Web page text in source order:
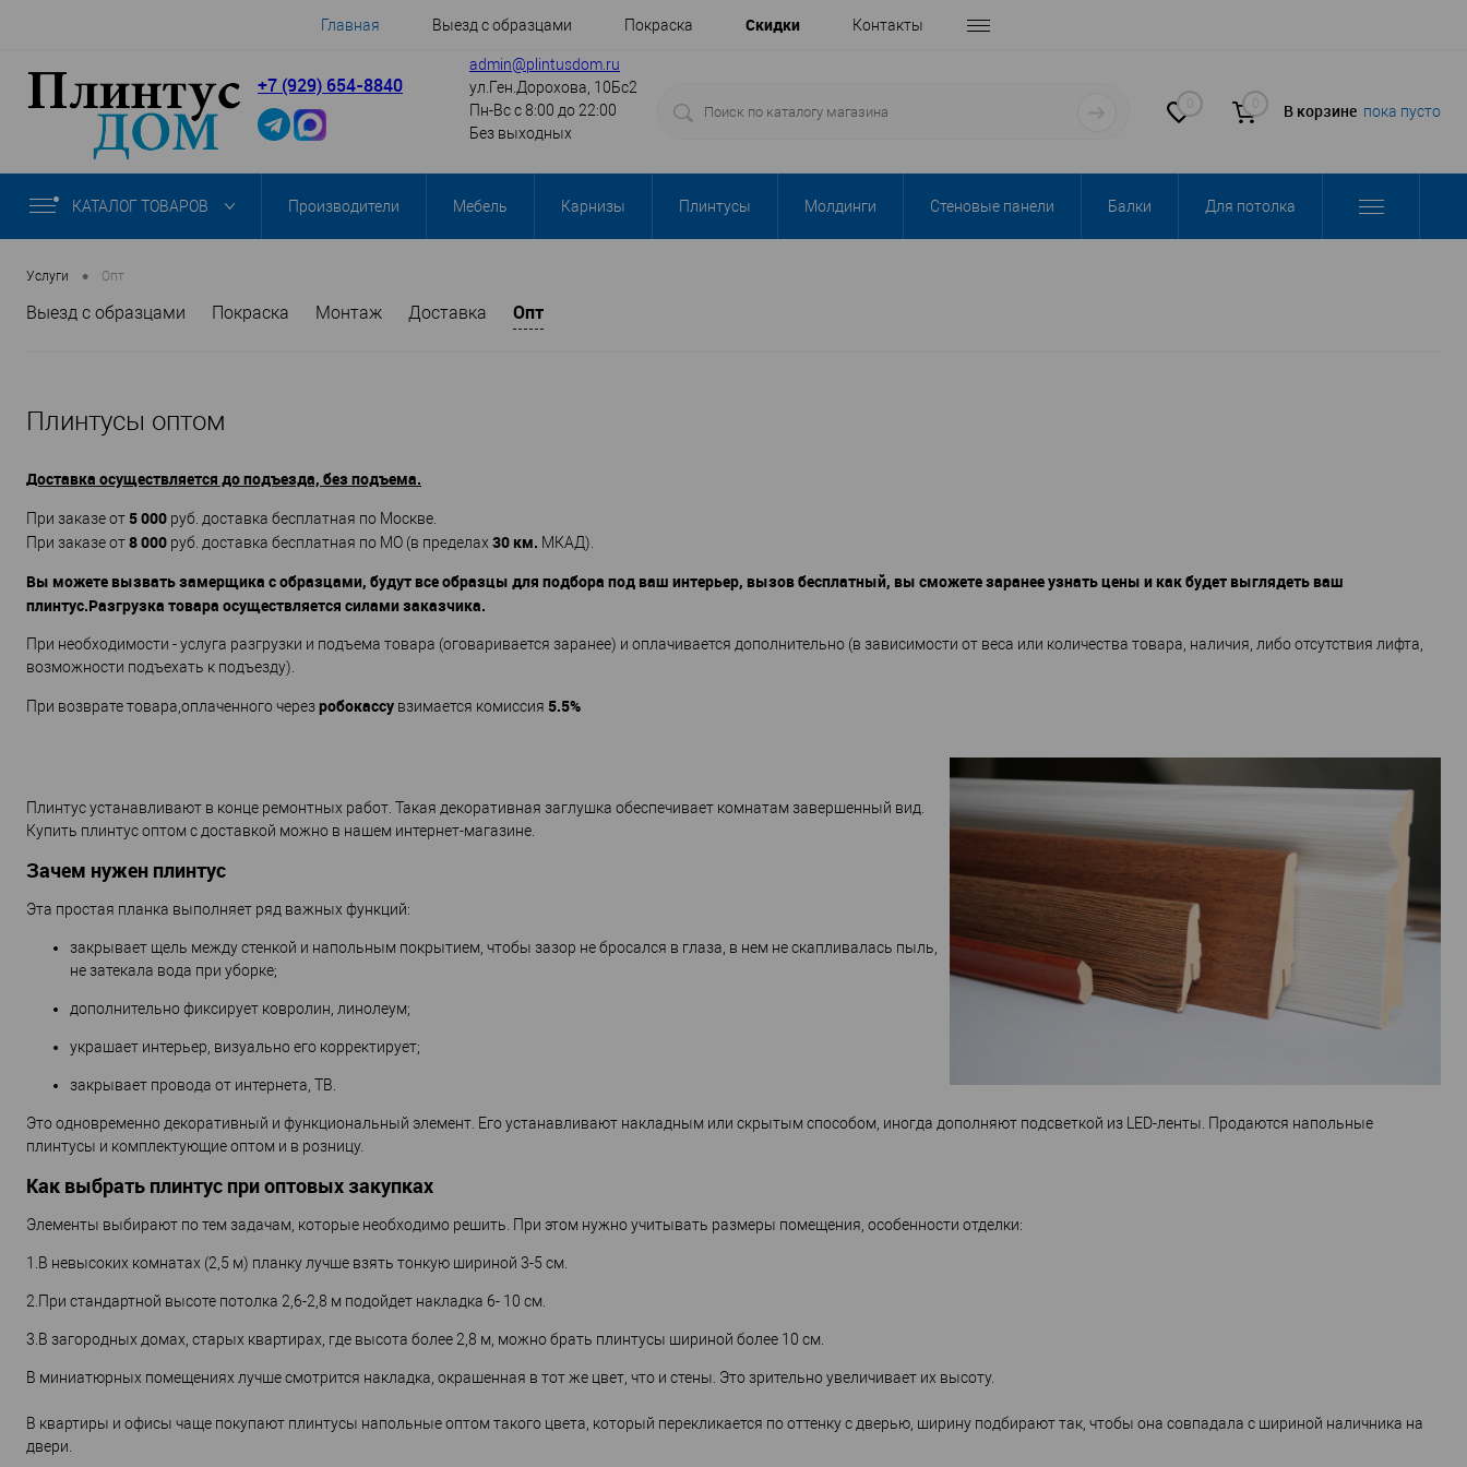
Главная Выезд с образцами Покраска Cкидки Контакты
+7 (929) 654-8840
admin@plintusdom.ru
ул.Ген.Дорохова, 10Бс2
Пн-Вс с 8:00 до 22:00
Без выходных
0 0 В корзине пока пусто
КАТАЛОГ ТОВАРОВ Производители Мебель Карнизы Плинтусы Молдинги Стеновые панели Балки Для потолка
Услуги • Опт
Выезд с образцами Покраска Монтаж Доставка Опт
Плинтусы оптом
Доставка осуществляется до подъезда, без подъема.
При заказе от 5 000 руб. доставка бесплатная по Москве.
При заказе от8 000 руб. доставка бесплатная по МО (в пределах30 км. МКАД).
Вы можете вызвать замерщика с образцами, будут все образцы для подбора под ваш интерьер, вызов бесплатный, вы сможете заранее узнать цены и как будет выглядеть ваш
плинтус.Разгрузка товара осуществляется силами заказчика.
При необходимости - услуга разгрузки и подъема товара (оговаривается заранее) и оплачивается дополнительно (в зависимости от веса или количества товара, наличия, либо отсутствия лифта,
возможности подъехать к подъезду).
При возврате товара,оплаченного черезробокассу взимается комиссия 5.5%
Плинтус устанавливают в конце ремонтных работ. Такая декоративная заглушка обеспечивает комнатам завершенный вид.
Купить плинтус оптом с доставкой можно в нашем интернет-магазине.
Зачем нужен плинтус
Эта простая планка выполняет ряд важных функций:
закрывает щель между стенкой и напольным покрытием, чтобы зазор не бросался в глаза, в нем не скапливалась пыль,
не затекала вода при уборке;
дополнительно фиксирует ковролин, линолеум;
украшает интерьер, визуально его корректирует;
закрывает провода от интернета, ТВ.
Это одновременно декоративный и функциональный элемент. Его устанавливают накладным или скрытым способом, иногда дополняют подсветкой из LED-ленты. Продаются напольные
плинтусы и комплектующие оптом и в розницу.
Как выбрать плинтус при оптовых закупках
Элементы выбирают по тем задачам, которые необходимо решить. При этом нужно учитывать размеры помещения, особенности отделки:
1.В невысоких комнатах (2,5 м) планку лучше взять тонкую шириной 3-5 см.
2.При стандартной высоте потолка 2,6-2,8 м подойдет накладка 6- 10 см.
3.В загородных домах, старых квартирах, где высота более 2,8 м, можно брать плинтусы шириной более 10 см.
В миниатюрных помещениях лучше смотрится накладка, окрашенная в тот же цвет, что и стены. Это зрительно увеличивает их высоту.
В квартиры и офисы чаще покупают плинтусы напольные оптом такого цвета, который перекликается по оттенку с дверью, ширину подбирают так, чтобы она совпадала с шириной наличника на
двери.